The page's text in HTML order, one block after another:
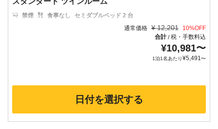
禁煙 食事なし
セミダブルベッド 2 台
通常価格 ¥ 12,201 10%OFF
合計/税・手数料込
¥10,981〜
1泊1名あたり¥5,491〜
日付を選択する